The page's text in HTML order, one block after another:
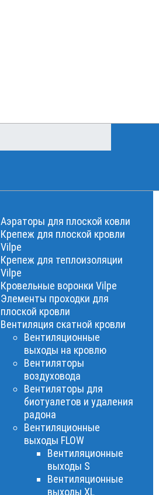
Аэраторы для плоской ковли
Крепеж для плоской кровли
Vilpe
Крепеж для теплоизоляции
Vilpe
Кровельные воронки Vilpe
Элементы проходки для
плоской кровли
Вентиляция скатной кровли
Вентиляционные
выходы на кровлю
Вентиляторы
воздуховода
Вентиляторы для
биотуалетов и удаления
радона
Вентиляционные
выходы FLOW
Вентиляционные
выходы S
Вентиляционные
выходы XL